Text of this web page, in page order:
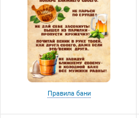
Правила бани